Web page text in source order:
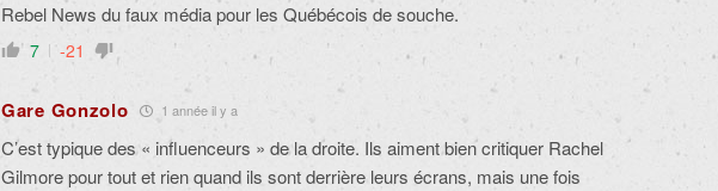
Rebel News du faux média pour les Québécois de souche.
7 -21
Gare Gonzolo 1 année il y a
C’est typique des « influenceurs » de la droite. Ils aiment bien critiquer Rachel
Gilmore pour tout et rien quand ils sont derrière leurs écrans, mais une fois